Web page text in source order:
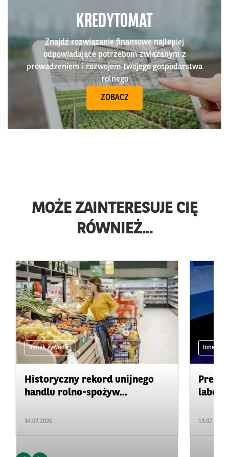
KREDYTOMAT
Znajdź rozwiązanie finansowe najlepiej
odpowiadające potrzebom związanym z
prowadzeniem i rozwojem twojego gospodarstwa
rolnego
ZOBACZ
MOŻE ZAINTERESUJE CIĘ
RÓWNIEŻ...
Rynek żywności
Historyczny rekord unijnego
handlu rolno-spożyw...
14.07.2026
Inne
13.07.2026